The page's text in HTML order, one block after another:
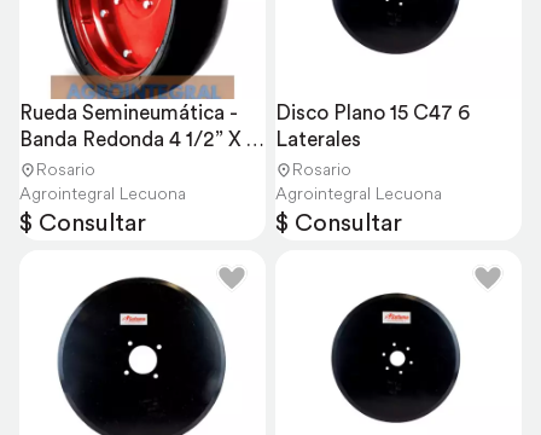
Rueda Semineumática -
Banda Redonda 4 1/2” X
15”114x390 MM
Rosario
Agrointegral Lecuona
$ Consultar
Disco Plano 15 C47 6
Laterales
Rosario
Agrointegral Lecuona
$ Consultar